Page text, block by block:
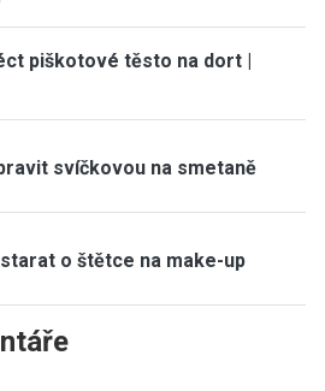
piškotové těsto na dort |
svíčkovou na smetaně
o štětce na make-up